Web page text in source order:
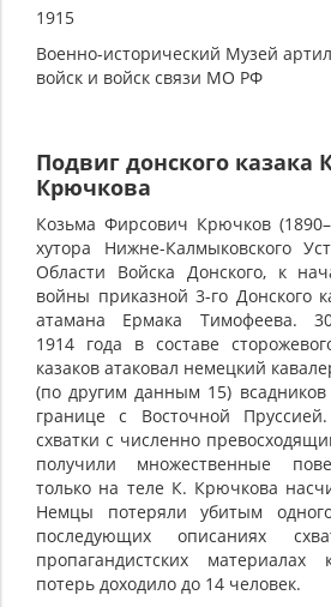
1915
Военно-исторический Музей
войск и войск связи МО РФ
Подвиг донского казака
Крючкова
Козьма Фирсович Крючков
хутора Нижне-Калмыковского
Области Войска Донского, к
войны приказной 3-го Донского
атамана Ермака Тимофеева.
1914 года в составе
казаков атаковал немецкий
(по другим данным 15)
границе с Восточной
схватки с численно
получили множественные
только на теле К. Крючкова
Немцы потеряли убитым
последующих описаниях
пропагандистских материалах
потерь доходило до 14 человек.